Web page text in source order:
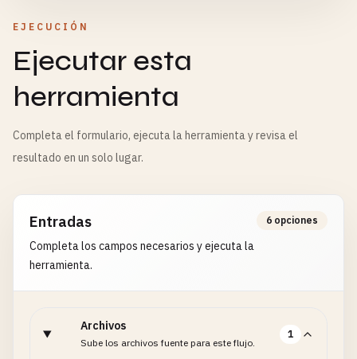
EJECUCIÓN
Ejecutar esta
herramienta
Completa el formulario, ejecuta la herramienta y revisa el
resultado en un solo lugar.
Entradas
Completa los campos necesarios y ejecuta la
herramienta.
6 opciones
Archivos
Sube los archivos fuente para este flujo.
1